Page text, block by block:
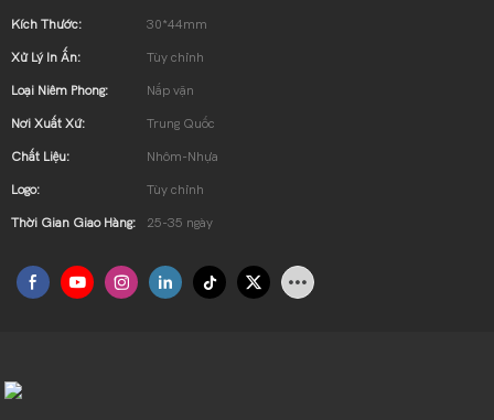
Kích Thước: 30*44mm
Xử Lý In Ấn: Tùy chỉnh
Loại Niêm Phong: Nắp vặn
Nơi Xuất Xứ: Trung Quốc
Chất Liệu: Nhôm-Nhựa
Logo: Tùy chỉnh
Thời Gian Giao Hàng: 25-35 ngày